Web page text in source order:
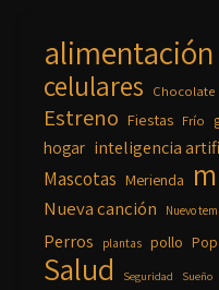
alimentación
celulares Chocolate
Estreno Fiestas Frío
hogar inteligencia
Mascotas Merienda
Nueva canción Nuevo
Perros plantas pollo Pop
Salud Seguridad Sueño